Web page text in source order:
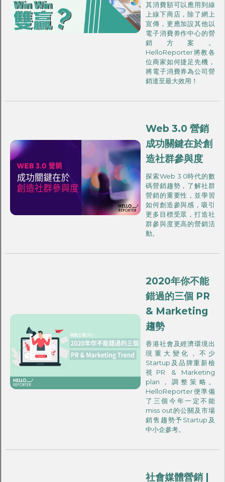
其消費額可以應用到線
上線下商店，除了網上
宣傳，更應加設其他以
電子消費券作中心的營
銷方案。
HelloReporter將教各
位商家如何捷足先機，
將電子消費券為公司營
銷達至最大效用！
Web 3.0 營銷
成功關鍵在於創
造社群參與度
探索Web 3.0時代的數
碼營銷趨勢，了解社群
營銷的重要性，並學習
如何創造參與感，吸引
更多目標受眾，打造社
群參與度更高的營銷活
動。
2020年你不能
錯過的三個 PR
& Marketing
趨勢
香港社會及經濟環境出
現重大變化，不少
Startup及品牌重新檢
視PR & Marketing
plan，調整策略。
HelloReporter便準備
了三個今年一定不能
miss out的公關及市場
銷售趨勢予Startup及
中小企參考。
社會媒體營銷 |